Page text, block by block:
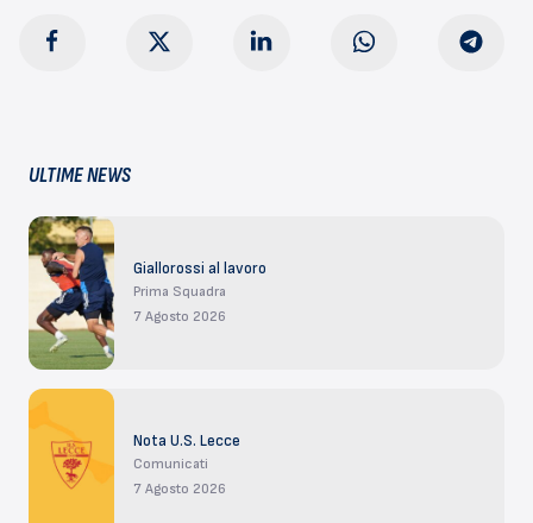
ULTIME NEWS
Giallorossi al lavoro
Prima Squadra
7 Agosto 2026
Nota U.S. Lecce
Comunicati
7 Agosto 2026